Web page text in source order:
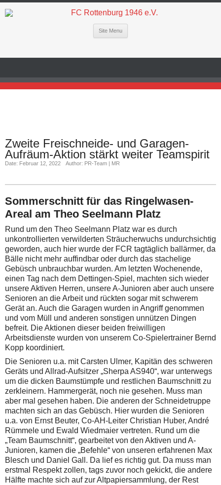
Site Menu
Zweite Freischneide- und Garagen-
Aufräum-Aktion stärkt weiter Teamspirit
Date: Februar 12, 2022 Author: PR-Team | MR
Sommerschnitt für das Ringelwasen-
Areal am Theo Seelmann Platz
Rund um den Theo Seelmann Platz war es durch
unkontrollierten verwilderten Sträucherwuchs undurchsichtig
geworden, auch hier wurde der FCR tagtäglich ballärmer, da
Bälle nicht mehr auffindbar oder durch das stachelige
Gebüsch unbrauchbar wurden. Am letzten Wochenende,
einen Tag nach dem Dettingen-Spiel, machten sich wieder
unsere Aktiven Herren, unsere A-Junioren aber auch unsere
Senioren an die Arbeit und rückten sogar mit schwerem
Gerät an. Auch die Garagen wurden in Angriff genommen
und vom Müll und anderen sonstigen unnützen Dingen
befreit. Die Aktionen dieser beiden freiwilligen
Arbeitsdienste wurden von unserem Co-Spielertrainer Bernd
Kopp koordiniert.
Die Senioren u.a. mit Carsten Ulmer, Kapitän des schweren
Geräts und Allrad-Aufsitzer „Sherpa AS940“, war unterwegs
um die dicken Baumstümpfe und restlichen Baumschnitt zu
zerkleinern. Hammergerät, noch nie gesehen. Muss man
aber mal gesehen haben. Die anderen der Schneidetruppe
machten sich an das Gebüsch. Hier wurden die Senioren
u.a. von Ernst Beuter, Co-AH-Leiter Christian Huber, André
Rümmele und Ewald Wiedmaier vertreten. Rund um die
„Team Baumschnitt“, gearbeitet von den Aktiven und A-
Junioren, kamen die „Befehle“ von unseren erfahrenen Max
Blesch und Daniel Gall. Da lief es richtig gut. Da muss man
erstmal Respekt zollen, tags zuvor noch gekickt, die andere
Hälfte machte sich auf zur Altpapiersammlung, der Rest